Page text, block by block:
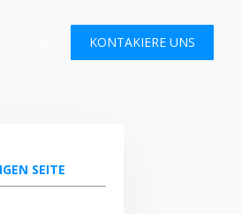
KONTAKIERE UNS
SEITE